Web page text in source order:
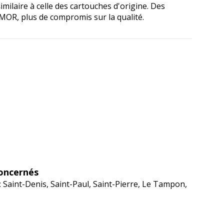
à celle des cartouches d'origine. Des
plus de compromis sur la qualité.
Saint-Denis, Saint-Paul, Saint-Pierre, Le Tampon,